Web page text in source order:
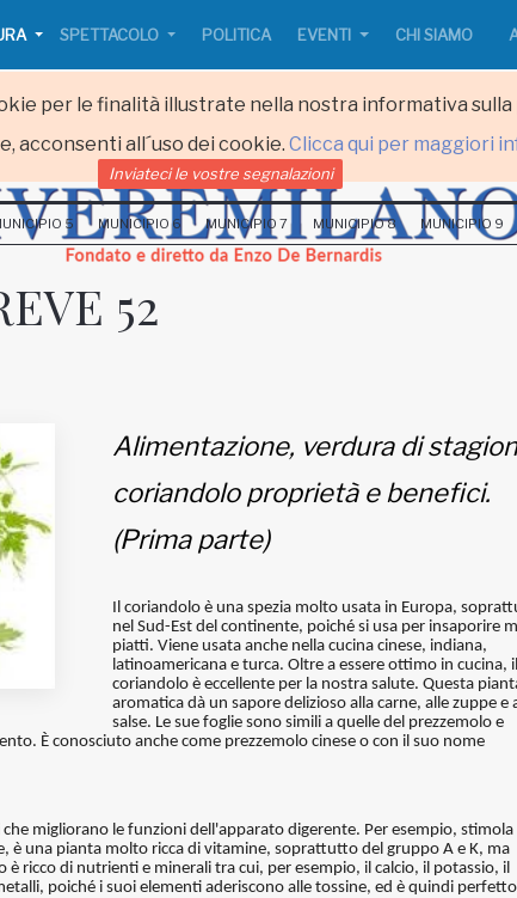
per le finalità illustrate nella nostra informativa sulla
acconsenti all´uso dei cookie. Clicca qui per maggiori
SPETTACOLO POLITICA EVENTI CHI SIAMO
Inviateci le vostre segnalazioni
5 MUNICIPIO 6 MUNICIPIO 7 MUNICIPIO 8 MUNICIPIO 9
52
Alimentazione, verdura di
coriandolo proprietà e benefici.
(Prima parte)
Il coriandolo è una spezia molto usata in Europa,
nel Sud-Est del continente, poiché si usa per insaporire
piatti. Viene usata anche nella cucina cinese, indiana,
latinoamericana e turca. Oltre a essere ottimo in cucina, il
coriandolo è eccellente per la nostra salute. Questa
aromatica dà un sapore delizioso alla carne, alle zuppe e
salse. Le sue foglie sono simili a quelle del prezzemolo e
È conosciuto anche come prezzemolo cinese o con il suo nome
migliorano le funzioni dell'apparato digerente. Per esempio, stimola
è una pianta molto ricca di vitamine, soprattutto del gruppo A e K, ma
è ricco di nutrienti e minerali tra cui, per esempio, il calcio, il potassio, il
poiché i suoi elementi aderiscono alle tossine, ed è quindi